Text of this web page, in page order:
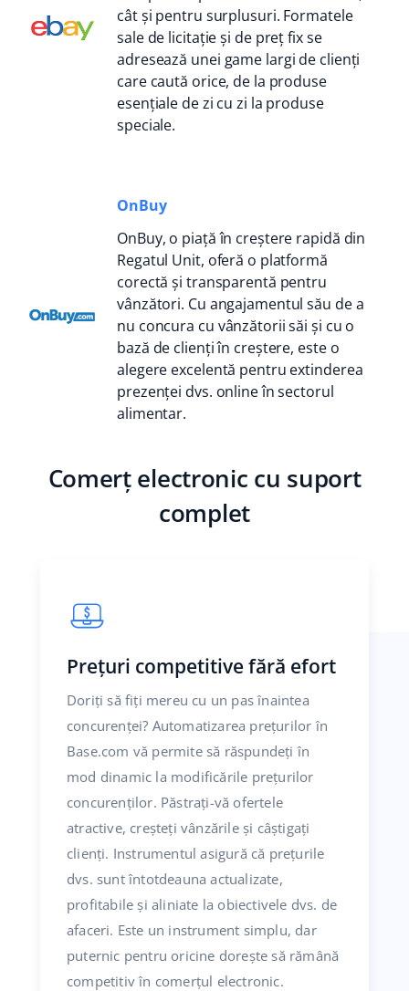
cât și pentru surplusuri. Formatele
sale de licitație și de preț fix se
adresează unei game largi de clienți
care caută orice, de la produse
esențiale de zi cu zi la produse
speciale.
OnBuy
OnBuy, o piață în creștere rapidă din
Regatul Unit, oferă o platformă
corectă și transparentă pentru
vânzători. Cu angajamentul său de a
nu concura cu vânzătorii săi și cu o
bază de clienți în creștere, este o
alegere excelentă pentru extinderea
prezenței dvs. online în sectorul
alimentar.
Comerț electronic cu suport
complet
Prețuri competitive fără efort
Doriți să fiți mereu cu un pas înaintea
concurenței? Automatizarea prețurilor în
Base.com vă permite să răspundeți în
mod dinamic la modificările prețurilor
concurenților. Păstrați-vă ofertele
atractive, creșteți vânzările și câștigați
clienți. Instrumentul asigură că prețurile
dvs. sunt întotdeauna actualizate,
profitabile și aliniate la obiectivele dvs. de
afaceri. Este un instrument simplu, dar
puternic pentru oricine dorește să rămână
competitiv în comerțul electronic.